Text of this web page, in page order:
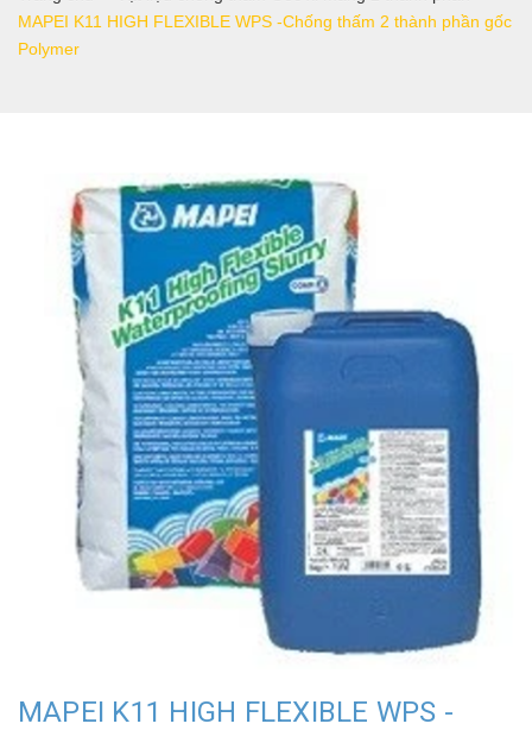
MAPEI K11 HIGH FLEXIBLE WPS -Chống thấm 2 thành phần gốc
Polymer
MAPEI K11 HIGH FLEXIBLE WPS -